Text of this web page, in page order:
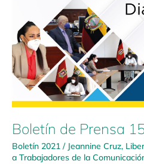
Boletín de Prensa
Boletín 2021 / Jeannine Cruz,
a Trabajadores de la
15